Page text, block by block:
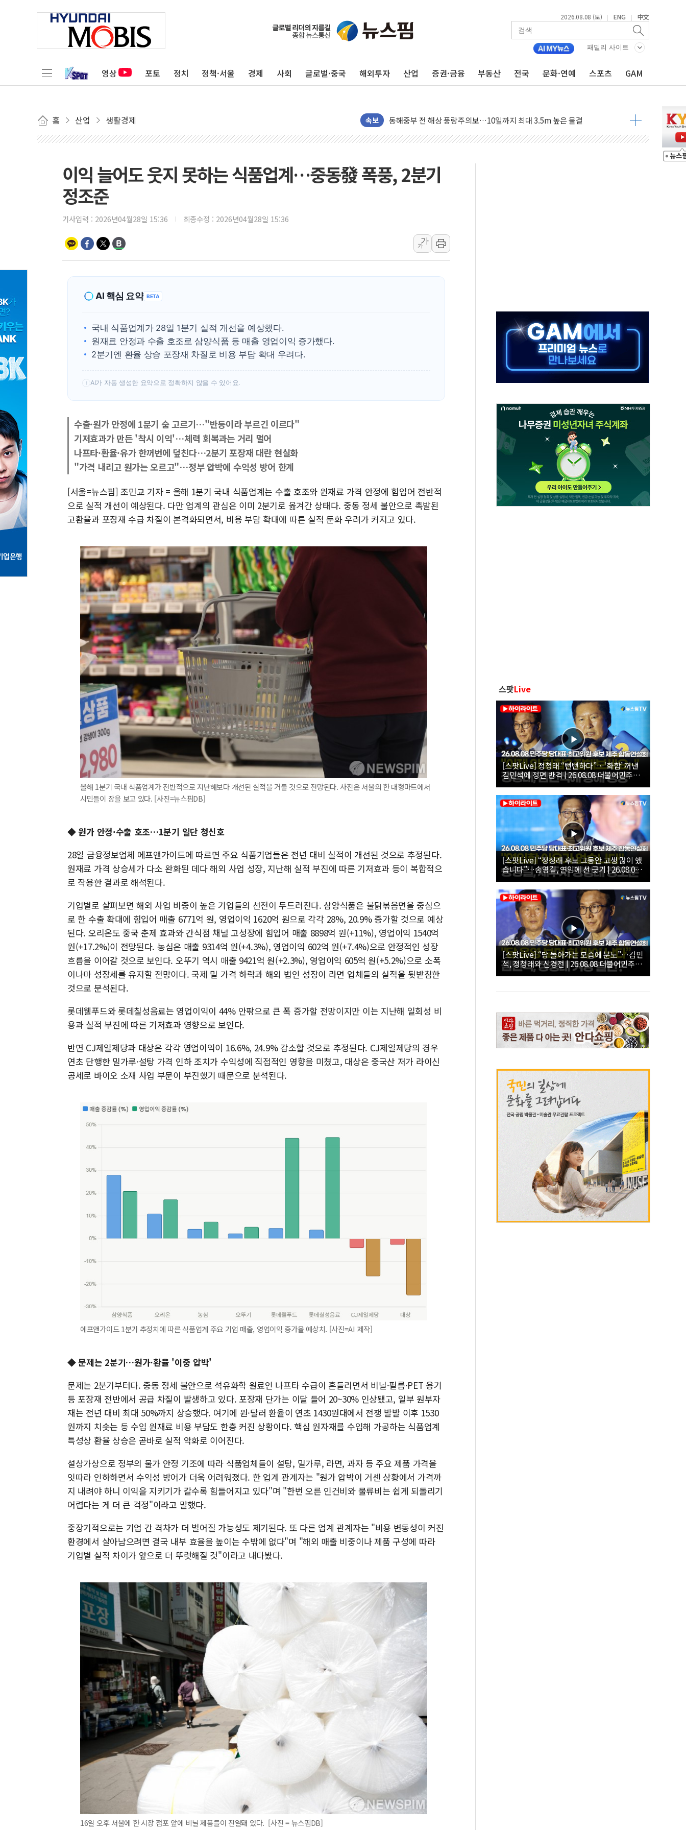
2026.08.08 (토) | ENG | 中文
패밀리 사이트
영상 포토 정치 정책·서울 경제 사회 글로벌·중국 해외투자 산업 증권·금융 부동산 전국 문화·연예 스포츠 GAM
홈 산업 생활경제 속보
추미애, '위안부' 피해자 기림의 날 참석..."국제적 시민 연대로 목소리 내야"
인천 선재도 갯벌서 해루질 중 실종 60대 나흘만에 숨진 채 발견
'화합' 꺼낸 김민석에 '뻔뻔' 받아친 정청래…제주 연설서 신경전 고조
李대통령, ISA 개편 재검토 지시…與 "적극 환영"·野 "졸속 국정"
연일 폭염에 온열질환 사망 23명…정부, 비상대응기구 가동
中 전방위 아파트 부양, 수도 베이징도 부동산 규제 철폐
동해시, 11~14일 '별똥별 멍' 운영…페르세우스 유성우 관측
강원 중·남부 동해안 시간당 50mm 이상 폭우…호우경보 발효
'호우 특보' 경북 울진 시간당 20~30mm 강한 비...가뭄 해소될 듯
주말 무더위·열대야 지속…내륙 곳곳 소나기
한상협, 업계 개인정보 보안 새판 짠다…'자율규제단체' 타진
이익 늘어도 웃지 못하는 식품업계…중동發 폭풍, 2분기
정조준
기사입력 : 2026년04월28일 15:36 최종수정 : 2026년04월28일 15:36
가
가
AI 핵심 요약 BETA
국내 식품업계가 28일 1분기 실적 개선을 예상했다.
원재료 안정과 수출 호조로 삼양식품 등 매출 영업이익 증가했다.
2분기엔 환율 상승 포장재 차질로 비용 부담 확대 우려다.
! AI가 자동 생성한 요약으로 정확하지 않을 수 있어요.
수출·원가 안정에 1분기 숨 고르기…"반등이라 부르긴 이르다"
기저효과가 만든 '착시 이익'…체력 회복과는 거리 멀어
나프타·환율·유가 한꺼번에 덮친다…2분기 포장재 대란 현실화
"가격 내리고 원가는 오르고"…정부 압박에 수익성 방어 한계
[서울=뉴스핌] 조민교 기자 = 올해 1분기 국내 식품업계는 수출 호조와 원재료 가격 안정에 힘입어 전반적
으로 실적 개선이 예상된다. 다만 업계의 관심은 이미 2분기로 옮겨간 상태다. 중동 정세 불안으로 촉발된
고환율과 포장재 수급 차질이 본격화되면서, 비용 부담 확대에 따른 실적 둔화 우려가 커지고 있다.
올해 1분기 국내 식품업계가 전반적으로 지난해보다 개선된 실적을 거둘 것으로 전망된다. 사진은 서울의 한 대형마트에서
시민들이 장을 보고 있다. [사진=뉴스핌DB]
◆ 원가 안정·수출 호조…1분기 일단 청신호
28일 금융정보업체 에프앤가이드에 따르면 주요 식품기업들은 전년 대비 실적이 개선된 것으로 추정된다.
원재료 가격 상승세가 다소 완화된 데다 해외 사업 성장, 지난해 실적 부진에 따른 기저효과 등이 복합적으
로 작용한 결과로 해석된다.
기업별로 살펴보면 해외 사업 비중이 높은 기업들의 선전이 두드러진다. 삼양식품은 불닭볶음면을 중심으
로 한 수출 확대에 힘입어 매출 6771억 원, 영업이익 1620억 원으로 각각 28%, 20.9% 증가할 것으로 예상
된다. 오리온도 중국 춘제 효과와 간식점 채널 고성장에 힘입어 매출 8898억 원(+11%), 영업이익 1540억
원(+17.2%)이 전망된다. 농심은 매출 9314억 원(+4.3%), 영업이익 602억 원(+7.4%)으로 안정적인 성장
흐름을 이어갈 것으로 보인다. 오뚜기 역시 매출 9421억 원(+2.3%), 영업이익 605억 원(+5.2%)으로 소폭
이나마 성장세를 유지할 전망이다. 국제 밀 가격 하락과 해외 법인 성장이 라면 업체들의 실적을 뒷받침한
것으로 분석된다.
롯데웰푸드와 롯데칠성음료는 영업이익이 44% 안팎으로 큰 폭 증가할 전망이지만 이는 지난해 일회성 비
용과 실적 부진에 따른 기저효과 영향으로 보인다.
반면 CJ제일제당과 대상은 각각 영업이익이 16.6%, 24.9% 감소할 것으로 추정된다. CJ제일제당의 경우
연초 단행한 밀가루·설탕 가격 인하 조치가 수익성에 직접적인 영향을 미쳤고, 대상은 중국산 저가 라이신
공세로 바이오 소재 사업 부문이 부진했기 때문으로 분석된다.
에프앤가이드 1분기 추정치에 따른 식품업계 주요 기업 매출, 영업이익 증가율 예상치. [사진=AI 제작]
◆ 문제는 2분기…원가·환율 '이중 압박'
문제는 2분기부터다. 중동 정세 불안으로 석유화학 원료인 나프타 수급이 흔들리면서 비닐·필름·PET 용기
등 포장재 전반에서 공급 차질이 발생하고 있다. 포장재 단가는 이달 들어 20~30% 인상됐고, 일부 원부자
재는 전년 대비 최대 50%까지 상승했다. 여기에 원·달러 환율이 연초 1430원대에서 전쟁 발발 이후 1530
원까지 치솟는 등 수입 원재료 비용 부담도 한층 커진 상황이다. 핵심 원자재를 수입해 가공하는 식품업계
특성상 환율 상승은 곧바로 실적 악화로 이어진다.
설상가상으로 정부의 물가 안정 기조에 따라 식품업체들이 설탕, 밀가루, 라면, 과자 등 주요 제품 가격을
잇따라 인하하면서 수익성 방어가 더욱 어려워졌다. 한 업계 관계자는 "원가 압박이 거센 상황에서 가격까
지 내려야 하니 이익을 지키기가 갈수록 힘들어지고 있다"며 "한번 오른 인건비와 물류비는 쉽게 되돌리기
어렵다는 게 더 큰 걱정"이라고 말했다.
중장기적으로는 기업 간 격차가 더 벌어질 가능성도 제기된다. 또 다른 업계 관계자는 "비용 변동성이 커진
환경에서 살아남으려면 결국 내부 효율을 높이는 수밖에 없다"며 "해외 매출 비중이나 제품 구성에 따라
기업별 실적 차이가 앞으로 더 뚜렷해질 것"이라고 내다봤다.
16일 오후 서울에 한 시장 점포 앞에 비닐 제품들이 진열돼 있다. [사진 = 뉴스핌DB]
스팟Live
[스팟Live] 정청래 “뻔뻔하다”…‘화합’ 꺼낸
김민석에 정면 반격 | 26.08.08 더불어민주당
당대표·최고위원 후보 제주 합동연설회
[스팟Live] “정청래 후보 그동안 고생 많이 했
습니다”…송영길, 연임에 선 긋기 | 26.08.08
더불어민주당 당대표·최고위원 후보 제주 합
동연설회
[스팟Live] “당 돌아가는 모습에 분노”…김민
석, 정청래와 신경전 | 26.08.08 더불어민주당
당대표·최고위원 후보 제주 합동연설회